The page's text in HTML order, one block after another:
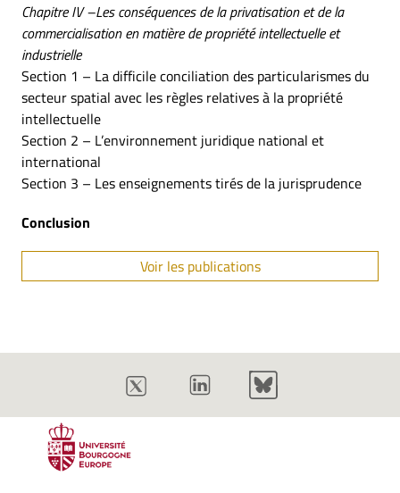
Chapitre IV –Les conséquences de la privatisation et de la
commercialisation en matière de propriété intellectuelle et
industrielle
Section 1 – La difficile conciliation des particularismes du
secteur spatial avec les règles relatives à la propriété
intellectuelle
Section 2 – L’environnement juridique national et
international
Section 3 – Les enseignements tirés de la jurisprudence
Conclusion
Voir les publications